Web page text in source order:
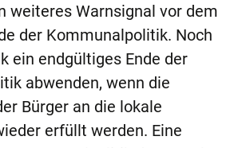
weiteres Warnsignal vor dem
der Kommunalpolitik. Noch
ein endgültiges Ende der
abwenden, wenn die
Bürger an die lokale
erfüllt werden. Eine